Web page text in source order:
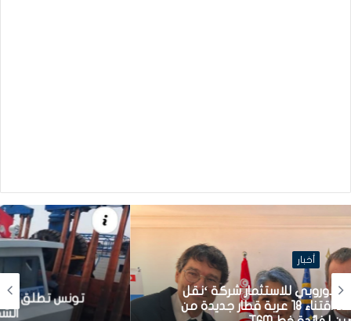
أخبار
تونس تطلق أول قارب صيد كهربائي يعمل بالطاقة
الشمسية في المتوسط